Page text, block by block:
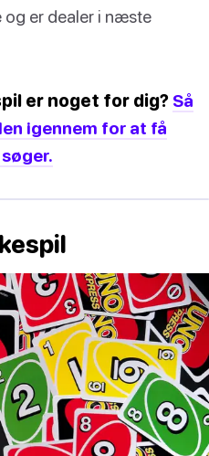
og er dealer i næste
er noget for dig? Så
igennem for at få